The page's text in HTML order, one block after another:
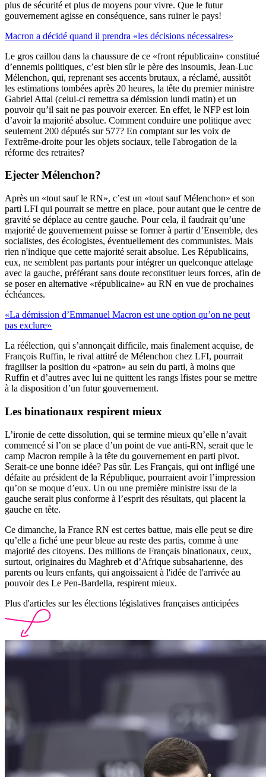
plus de sécurité et plus de moyens pour vivre. Que le futur
gouvernement agisse en conséquence, sans ruiner le pays!
Macron a décidé quand il prendra «les décisions nécessaires»
Le gros caillou dans la chaussure de ce «front républicain» constitué
d’ennemis politiques, c’est bien sûr le père des insoumis, Jean-Luc
Mélenchon, qui, reprenant ses accents brutaux, a réclamé, aussitôt
les estimations tombées après 20 heures, la tête du premier ministre
Gabriel Attal (celui-ci remettra sa démission lundi matin) et un
pouvoir qu’il sait ne pas pouvoir exercer. En effet, le NFP est loin
d’avoir la majorité absolue. Comment conduire une politique avec
seulement 200 députés sur 577? En comptant sur les voix de
l'extrême-droite pour les objets sociaux, telle l'abrogation de la
réforme des retraites?
Ejecter Mélenchon?
Après un «tout sauf le RN», c’est un «tout sauf Mélenchon» et son
parti LFI qui pourrait se mettre en place, pour autant que le centre de
gravité se déplace au centre gauche. Pour cela, il faudrait qu’une
majorité de gouvernement puisse se former à partir d’Ensemble, des
socialistes, des écologistes, éventuellement des communistes. Mais
rien n'indique que cette majorité serait absolue. Les Républicains,
eux, ne semblent pas partants pour intégrer un quelconque attelage
avec la gauche, préférant sans doute reconstituer leurs forces, afin de
se poser en alternative «républicaine» au RN en vue de prochaines
échéances.
«La démission d’Emmanuel Macron est une option qu’on ne peut
pas exclure»
La réélection, qui s’annonçait difficile, mais finalement acquise, de
François Ruffin, le rival attitré de Mélenchon chez LFI, pourrait
fragiliser la position du «patron» au sein du parti, à moins que
Ruffin et d’autres avec lui ne quittent les rangs lfistes pour se mettre
à la disposition d’un futur gouvernement.
Les binationaux respirent mieux
L’ironie de cette dissolution, qui se termine mieux qu’elle n’avait
commencé si l’on se place d’un point de vue anti-RN, serait que le
camp Macron rempile à la tête du gouvernement en parti pivot.
Serait-ce une bonne idée? Pas sûr. Les Français, qui ont infligé une
défaite au président de la République, pourraient avoir l’impression
qu’on se moque d’eux. Un ou une première ministre issu de la
gauche serait plus conforme à l’esprit des résultats, qui placent la
gauche en tête.
Ce dimanche, la France RN est certes battue, mais elle peut se dire
qu’elle a fiché une peur bleue au reste des partis, comme à une
majorité des citoyens. Des millions de Français binationaux, ceux,
surtout, originaires du Maghreb et d’Afrique subsaharienne, des
parents ou leurs enfants, qui angoissaient à l'idée de l'arrivée au
pouvoir des Le Pen-Bardella, respirent mieux.
Plus d'articles sur les élections législatives françaises anticipées